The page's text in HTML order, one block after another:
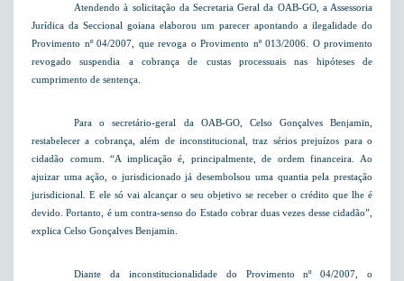
Atendendo à solicitação da Secretaria Geral da OAB-GO, a Assessoria
Jurídica da Seccional goiana elaborou um parecer apontando a ilegalidade do
Provimento nº 04/2007, que revoga o Provimento nº 013/2006. O provimento
revogado suspendia a cobrança de custas processuais nas hipóteses de
cumprimento de sentença.
Para o secretário-geral da OAB-GO, Celso Gonçalves Benjamin,
restabelecer a cobrança, além de inconstitucional, traz sérios prejuízos para o
cidadão comum. “A implicação é, principalmente, de ordem financeira. Ao
ajuizar uma ação, o jurisdicionado já desembolsou uma quantia pela prestação
jurisdicional. E ele só vai alcançar o seu objetivo se receber o crédito que lhe é
devido. Portanto, é um contra-senso do Estado cobrar duas vezes desse cidadão”,
explica Celso Gonçalves Benjamin.
Diante da inconstitucionalidade do Provimento nº 04/2007, o